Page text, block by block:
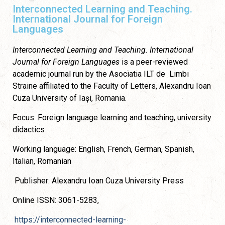
Interconnected Learning and Teaching.
International Journal for Foreign
Languages
Interconnected Learning and Teaching. International
Journal for Foreign Languages is a peer-reviewed
academic journal run by the Asociatia ILT de Limbi
Straine affiliated to the Faculty of Letters, Alexandru Ioan
Cuza University of Iași, Romania.
Focus: Foreign language learning and teaching, university
didactics
Working language: English, French, German, Spanish,
Italian, Romanian
Publisher: Alexandru Ioan Cuza University Press
Online ISSN: 3061-5283,
https://interconnected-learning-